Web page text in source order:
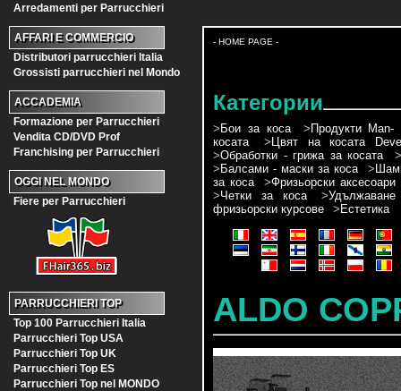
Arredamenti per Parrucchieri
AFFARI E COMMERCIO
Distributori parrucchieri Italia
Grossisti parrucchieri nel Mondo
ACCADEMIA
Formazione per Parrucchieri
Vendita CD/DVD Prof
Franchising per Parrucchieri
OGGI NEL MONDO
Fiere per Parrucchieri
PARRUCCHIERI TOP
Top 100 Parrucchieri Italia
Parrucchieri Top USA
Parrucchieri Top UK
Parrucchieri Top ES
Parrucchieri Top nel MONDO
- HOME PAGE -
Категории
> Бои за коса > Продукти Man-
косата
> Цвят на косата
>Обработки - грижа за косата
> Балсами - маски за коса >
за коса
>Фризьорски аксесоари
>Четки за коса >
фризьорски курсове
> Естетика
ALDO